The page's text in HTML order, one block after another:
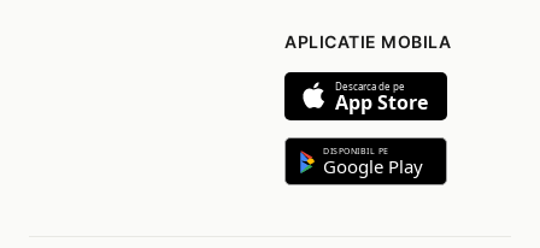
APLICATIE MOBILA
Descarca de pe
App Store
DISPONIBIL PE
Google Play